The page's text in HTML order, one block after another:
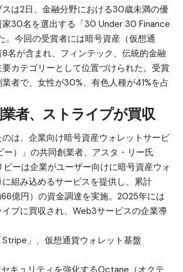
は2日、金融分野における30歳未満の優
家30名を選出する「30 Under 30 Finance
。今回の受賞者には暗号資産（仮想通
名が含まれ、フィンテック、伝統的金融
カテゴリーとして位置づけられた。受賞
者で、女性が30%、有色人種が41%を占
者、ストライプが買収
は、企業向け暗号資産ウォレットサービ
ー）」の共同創業者、アスタ・リー氏
ビーは企業がユーザー向けに暗号資産ウォ
組み込めるサービスを提供し、累計
億円）の資金調達を実施。2025年には
プに買収され、Web3サービスの企業導
」、仮想通貨ウォレット基盤